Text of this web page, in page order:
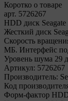
Коротко о товаре
арт. 5726267
HDD диск
Жесткий диск
Скорость
МБ. Интерфейс
Уровень шума 29
Артикул: 5726267
Производитель:
Код
Форм-фактор